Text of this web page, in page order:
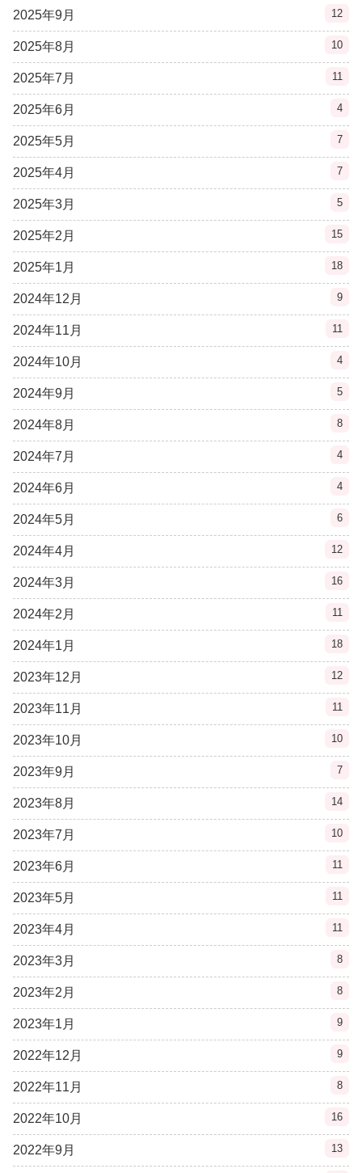
2025年9月 12
2025年8月 10
2025年7月 11
2025年6月 4
2025年5月 7
2025年4月 7
2025年3月 5
2025年2月 15
2025年1月 18
2024年12月 9
2024年11月 11
2024年10月 4
2024年9月 5
2024年8月 8
2024年7月 4
2024年6月 4
2024年5月 6
2024年4月 12
2024年3月 16
2024年2月 11
2024年1月 18
2023年12月 12
2023年11月 11
2023年10月 10
2023年9月 7
2023年8月 14
2023年7月 10
2023年6月 11
2023年5月 11
2023年4月 11
2023年3月 8
2023年2月 8
2023年1月 9
2022年12月 9
2022年11月 8
2022年10月 16
2022年9月 13